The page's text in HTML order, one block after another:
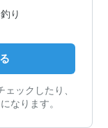
り
ックしたり、
なります。